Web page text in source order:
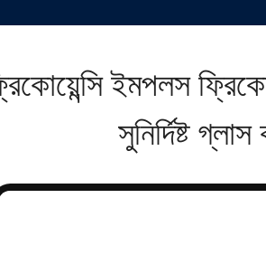
ইমপলস
সুনির্দিষ্ট